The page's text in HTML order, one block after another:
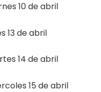
10 de abril
13 de abril
14 de abril
15 de abril